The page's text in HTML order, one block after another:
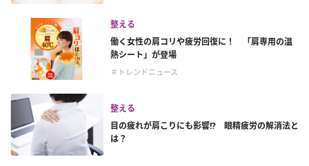
整える
働く女性の肩コリや疲労回復に！ 「肩専用の温
熱シート」が登場
＃トレンドニュース
整える
目の疲れが肩こりにも影響!? 眼精疲労の解消法と
は？